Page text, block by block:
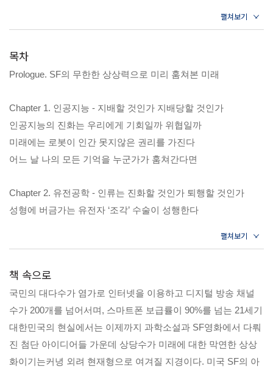
있을지 이 책『SF의 힘』은 SF 작품들을 관통하는 미래의 기술
과 인류의 과제를 10가지로 집약하여 우리를 미래로 안내한다.
우리는 미래를 내다보는 SF의 힘이 필요하다. 과학칼럼니스트
이자 SF평론가인 저자 고장원은 미래 사회의 핵심적 과제를 10
학적으로 규명하며 현재 우리가 서 있는 위치를 알려준다. 둘째,
SF가 제시하는 ‘미래의 인간’이란 어떤 모습일지 가늠하며 오늘
의 우리가 나아가야 할 방향을 제시한다. 셋째, SF가 창조해낸
떻게 바꾸어 나갈지 조망한다.
목차
Prologue. SF의 무한한 상상력으로 미리 훔쳐본 미래
Chapter 1. 인공지능 - 지배할 것인가 지배당할 것인가
인공지능의 진화는 우리에게 기회일까 위협일까
미래에는 로봇이 인간 못지않은 권리를 가진다
어느 날 나의 모든 기억을 누군가가 훔쳐간다면
Chapter 2. 유전공학 - 인류는 진화할 것인가 퇴행할 것인가
성형에 버금가는 유전자 ‘조각’ 수술이 성행한다
Chapter 3. 우주개발 - 새로운 기회인가 과장된 신화인가
우주개발의 새로운 패러다임, 과학탐구에서 비즈니스로
우주여행에 날개를 달아줄 우주 엘리베이터 사업
처치 곤란한 우주 쓰레기들
일론 머스크와 함께 꿈꾸는 테라포밍 프로젝트
책 속으로
국민의 대다수가 염가로 인터넷을 이용하고 디지털 방송 채널
수가 200개를 넘어서며, 스마트폰 보급률이 90%를 넘는 21세기
대한민국의 현실에서는 이제까지 과학소설과 SF영화에서 다뤄
진 첨단 아이디어들 가운데 상당수가 미래에 대한 막연한 상상
화이기는커녕 외려 현재형으로 여겨질 지경이다. 미국 SF의 아